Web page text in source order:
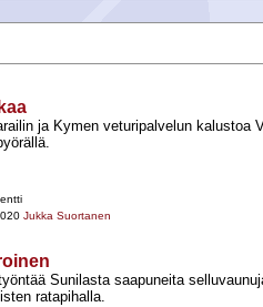
ja Kymen veturipalvelun kalustoa
Jukka Suortanen
Sunilasta saapuneita
ratapihalla.